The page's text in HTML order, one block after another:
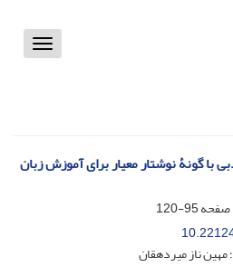
Toggle
با گونۀ نوشتار معیار برای آموزش زبان
95-120
مهین ناز میردهقان